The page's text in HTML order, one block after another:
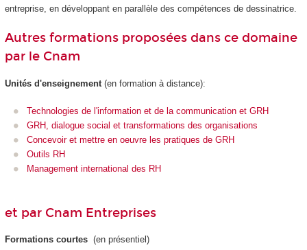
entreprise, en développant en parallèle des compétences de dessinatrice.
Autres formations proposées dans ce domaine
par le Cnam
Unités d'enseignement (en formation à distance):
Technologies de l'information et de la communication et GRH
GRH, dialogue social et transformations des organisations
Concevoir et mettre en oeuvre les pratiques de GRH
Outils RH
Management international des RH
et par Cnam Entreprises
Formations courtes (en présentiel)